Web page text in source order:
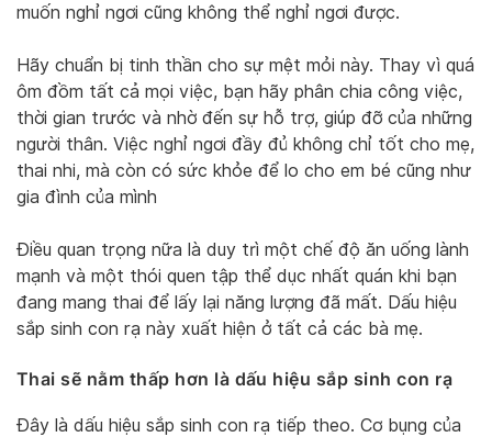
muốn nghỉ ngơi cũng không thể nghỉ ngơi được.
Hãy chuẩn bị tinh thần cho sự mệt mỏi này. Thay vì quá
ôm đồm tất cả mọi việc, bạn hãy phân chia công việc,
thời gian trước và nhờ đến sự hỗ trợ, giúp đỡ của những
người thân. Việc nghỉ ngơi đầy đủ không chỉ tốt cho mẹ,
thai nhi, mà còn có sức khỏe để lo cho em bé cũng như
gia đình của mình
Điều quan trọng nữa là duy trì một chế độ ăn uống lành
mạnh và một thói quen tập thể dục nhất quán khi bạn
đang mang thai để lấy lại năng lượng đã mất. Dấu hiệu
sắp sinh con rạ này xuất hiện ở tất cả các bà mẹ.
Thai sẽ nằm thấp hơn là dấu hiệu sắp sinh con rạ
Đây là dấu hiệu sắp sinh con rạ tiếp theo. Cơ bụng của